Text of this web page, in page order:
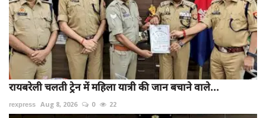
रायबरेली चलती ट्रेन में महिला यात्री की जान बचाने वाले...
rexpress Aug 8, 2026 0 22